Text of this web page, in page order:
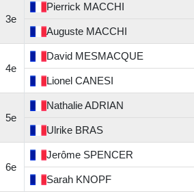
3e
Pierrick MACCHI
Auguste MACCHI
4e
David MESMACQUE
Lionel CANESI
5e
NathalieADRIAN
Ulrike BRAS
6e
Jerôme SPENCER
Sarah KNOPF